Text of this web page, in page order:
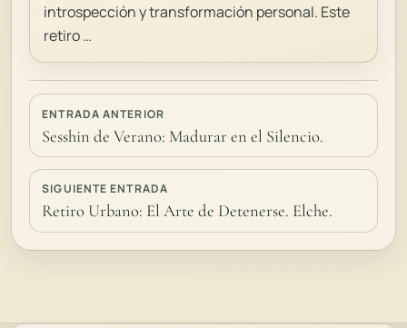
introspección y transformación personal. Este
retiro …
ENTRADA ANTERIOR
Sesshin de Verano: Madurar en el Silencio.
SIGUIENTE ENTRADA
Retiro Urbano: El Arte de Detenerse. Elche.